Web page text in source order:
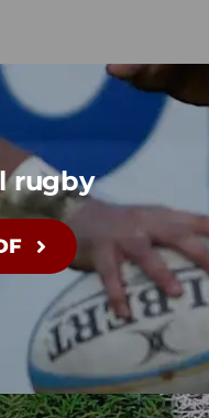
rugby